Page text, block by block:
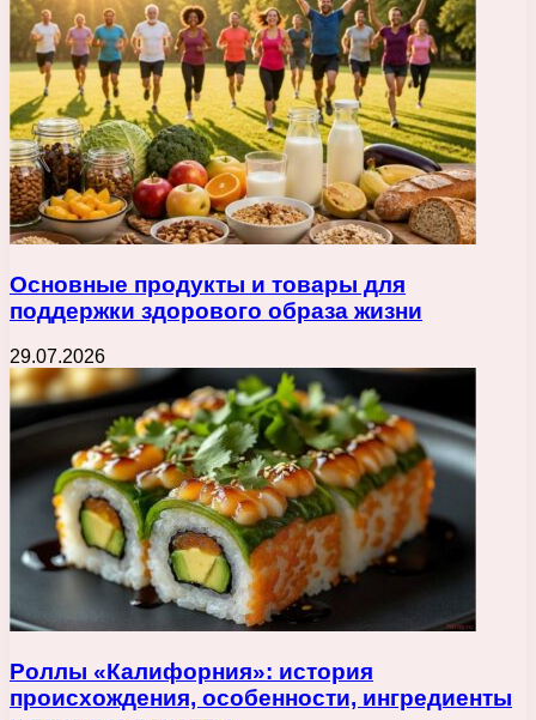
Основные продукты и товары для
поддержки здорового образа жизни
29.07.2026
Роллы «Калифорния»: история
происхождения, особенности, ингредиенты